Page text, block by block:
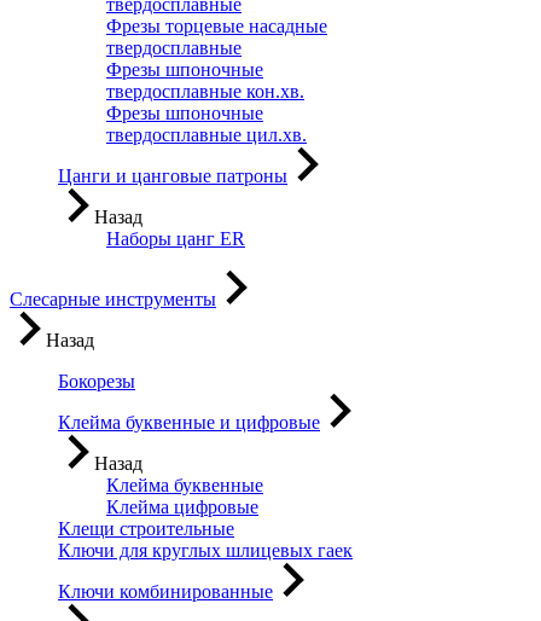
твердосплавные
Фрезы торцевые насадные
твердосплавные
Фрезы шпоночные
твердосплавные кон.хв.
Фрезы шпоночные
твердосплавные цил.хв.
Цанги и цанговые патроны
Назад
Наборы цанг ER
Слесарные инструменты
Назад
Бокорезы
Клейма буквенные и цифровые
Назад
Клейма буквенные
Клейма цифровые
Клещи строительные
Ключи для круглых шлицевых гаек
Ключи комбинированные